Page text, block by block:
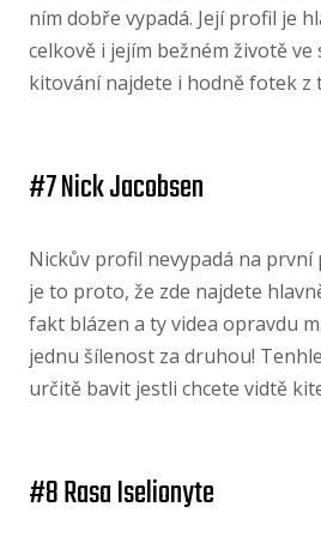
ním dobře vypadá. Její profil je
celkově i jejím bežném životě
kitování najdete i hodně fotek z
#7 Nick Jacobsen
Nickův profil nevypadá na první
je to proto, že zde najdete
fakt blázen a ty videa opravdu
jednu šílenost za druhou!
určitě bavit jestli chcete vidtě
#8 Rasa Iselionyte